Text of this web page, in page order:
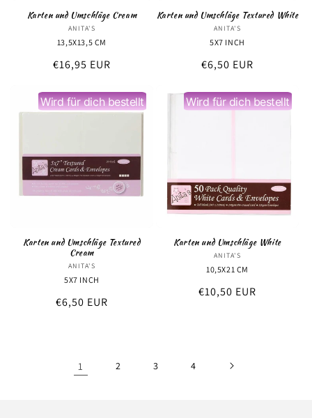
Karten und Umschläge Cream
Anbieter:
ANITA'S
13,5X13,5 CM
Normaler
€16,95 EUR
Karten und Umschläge Textured White
Anbieter:
ANITA'S
5X7 INCH
Normaler
€6,50 EUR
Wird für dich bestellt
Karten und Umschläge Textured
Cream
Anbieter:
ANITA'S
5X7 INCH
Normaler
€6,50 EUR
Wird für dich bestellt
Karten und Umschläge White
Anbieter:
ANITA'S
10,5X21 CM
Normaler
€10,50 EUR
1 2 3 4